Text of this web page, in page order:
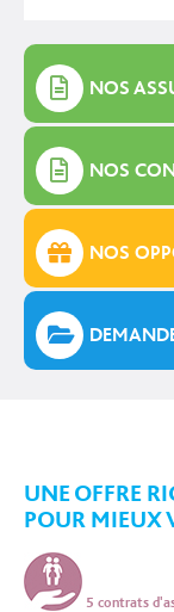
NOS
NOS
NOS
UNE OFFRE
POUR MIEUX
5 contrats